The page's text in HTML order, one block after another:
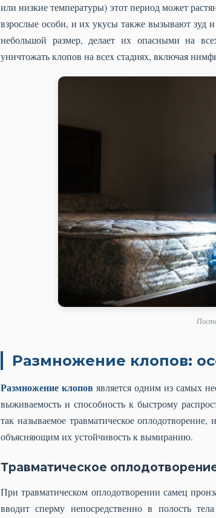
или низкие температуры) этот период может
взрослые особи, и их укусы также вызывают зуд
небольшой размер, делает их опасными на
уничтожать клопов на всех стадиях, включая
Размножение клопов:
Размножение клопов является одним из самых
выживаемость и способность к быстрому
так называемое травматическое
объясняющим их устойчивость к вымиранию.
Травматическое
При травматическом оплодотворении самец
вводит сперму непосредственно в полость